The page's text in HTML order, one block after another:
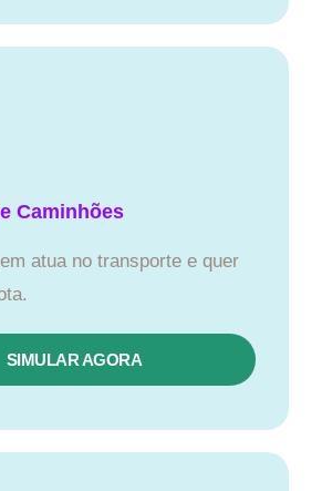
Caminhões
atua no transporte e quer
SIMULAR AGORA